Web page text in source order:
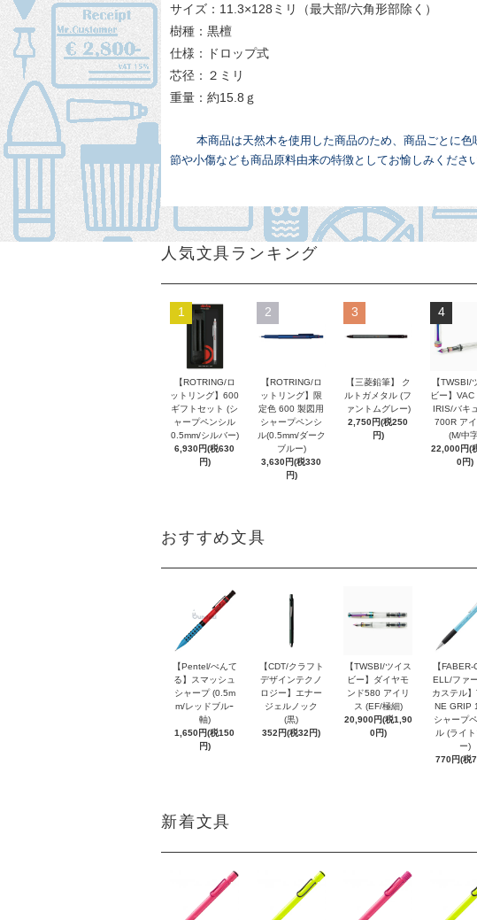
サイズ：11.3×128ミリ（最大部/六角形部除く）
樹種：黒檀
仕様：ドロップ式
芯径：２ミリ
重量：約15.8ｇ
本商品は天然木を使用した商品のため、商品ごとに色
節や小傷なども商品原料由来の特徴としてお愉しみください
人気文具ランキング
1
【ROTRING/ロ
ットリング】600
ギフトセット (シ
ャープペンシル
0.5mm/シルバー)
6,930円(税630
円)
2
【ROTRING/ロ
ットリング】限
定色 600 製図用
シャープペンシ
ル(0.5mm/ダーク
ブルー)
3,630円(税330
円)
3
【三菱鉛筆】 ク
ルトガメタル (フ
ァントムグレー)
2,750円(税250
円)
4
【TWSBI/
ビー】
IRIS/バキ
700R アイ
(M/中
22,000円(
0円)
おすすめ文具
【Pentel/ぺんて
る】スマッシュ
シャープ (0.5m
m/レッドブルｰ
軸)
1,650円(税150
円)
【CDT/クラフト
デザインテクノ
ロジー】エナー
ジェルノック
(黒)
352円(税32円)
【TWSBI/ツイス
ビー】ダイヤモ
ンド580 アイリ
ス (EF/極細)
20,900円(税1,90
0円)
【FABER-
ELL/ファ
カステル
NE GRIP
シャープ
ル (ライ
ー)
770円(税
新着文具